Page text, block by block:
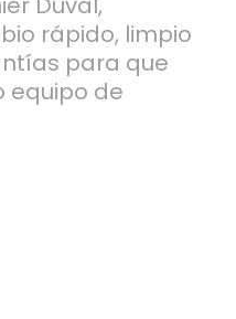
rápido, limpio
para que
equipo de